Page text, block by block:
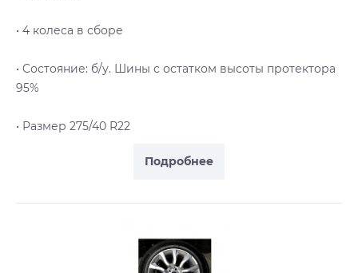
Подробнее
• 4 колеса в сборе
• Cостояние: б/у. Шины с остатком высоты протектора
95%
• Размер 275/40 R22